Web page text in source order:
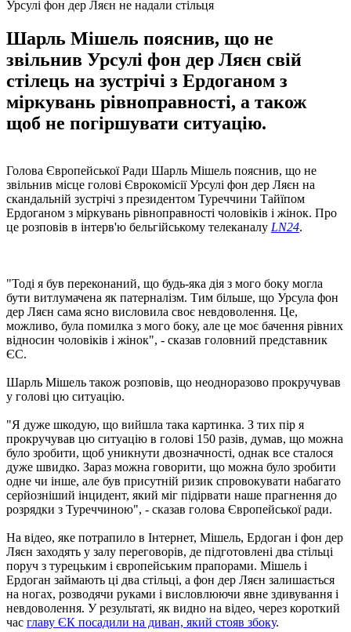
Урсулі фон дер Ляєн не надали стільця
Шарль Мішель пояснив, що не
звільнив Урсулі фон дер Ляєн свій
стілець на зустрічі з Ердоганом з
міркувань рівноправності, а також
щоб не погіршувати ситуацію.
Голова Європейської Ради Шарль Мішель пояснив, що не
звільнив місце голові Єврокомісії Урсулі фон дер Ляєн на
скандальній зустрічі з президентом Туреччини Тайїпом
Ердоганом з міркувань рівноправності чоловіків і жінок. Про
це розповів в інтерв'ю бельгійському телеканалу LN24.
"Тоді я був переконаний, що будь-яка дія з мого боку могла
бути витлумачена як патерналізм. Тим більше, що Урсула фон
дер Ляєн сама ясно висловила своє невдоволення. Це,
можливо, була помилка з мого боку, але це моє бачення рівних
відносин чоловіків і жінок", - сказав головний представник
ЄС.
Шарль Мішель також розповів, що неодноразово прокручував
у голові цю ситуацію.
"Я дуже шкодую, що вийшла така картинка. З тих пір я
прокручував цю ситуацію в голові 150 разів, думав, що можна
було зробити, щоб уникнути двозначності, однак все сталося
дуже швидко. Зараз можна говорити, що можна було зробити
одне чи інше, але був присутній ризик спровокувати набагато
серйозніший інцидент, який міг підірвати наше прагнення до
розрядки з Туреччиною", - сказав голова Європейської ради.
На відео, яке потрапило в Інтернет, Мішель, Ердоган і фон дер
Ляєн заходять у залу переговорів, де підготовлені два стільці
поруч з турецьким і європейським прапорами. Мішель і
Ердоган займають ці два стільці, а фон дер Ляєн залишається
на ногах, розводячи руками і висловлюючи явне здивування і
невдоволення. У результаті, як видно на відео, через короткий
час главу ЄК посадили на диван, який стояв збоку.